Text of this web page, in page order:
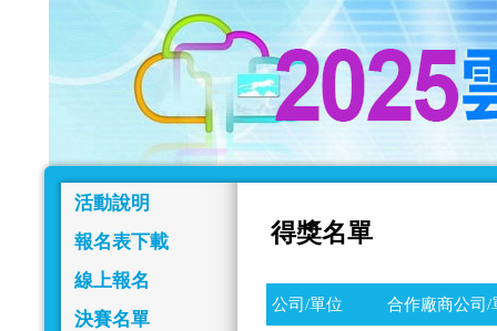
活動說明
報名表下載
線上報名
決賽名單
得獎名單
公司/單位 合作廠商公司/